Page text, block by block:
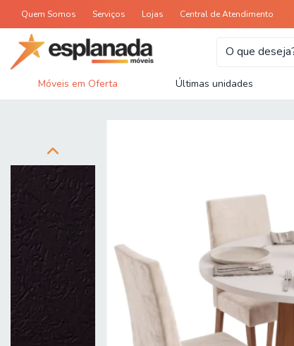
Quem Somos Serviços Lojas Central de Atendimento
Móveis em Oferta Últimas unidades